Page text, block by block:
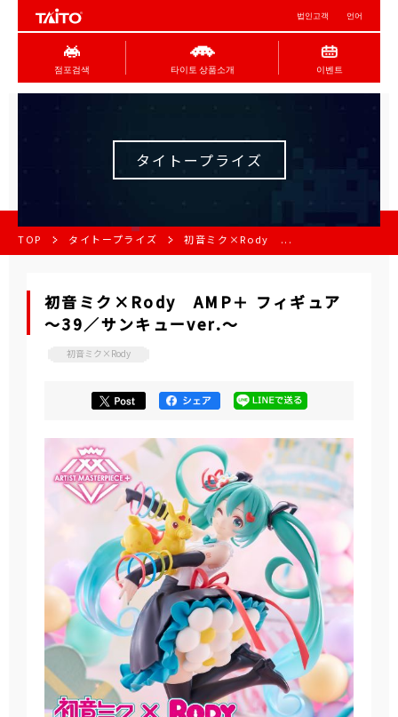
법인고객 언어
점포검색 타이토 상품소개 이벤트
タイトープライズ
TOP タイトープライズ 初音ミク×Rody ...
初音ミク×Rody AMP＋ フィギュア
～39／サンキューver.～
初音ミク×Rody